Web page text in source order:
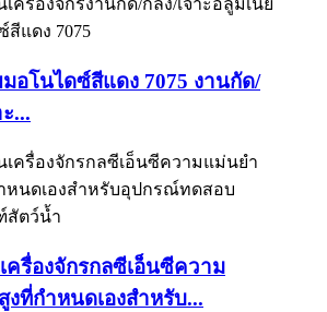
มอโนไดซ์สีแดง 7075 งานกัด/
...
ครื่องจักรกลซีเอ็นซีความ
งที่กำหนดเองสำหรับ...